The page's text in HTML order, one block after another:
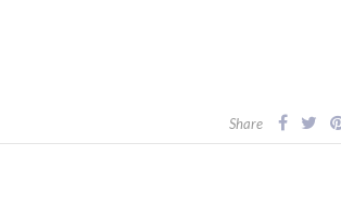
Share